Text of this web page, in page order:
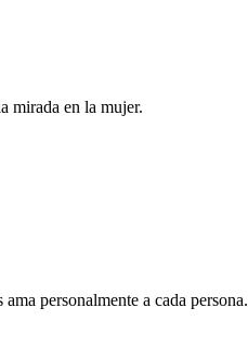
mirada en la mujer.
personalmente a cada persona.